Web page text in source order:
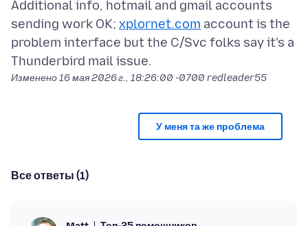
Additional info, hotmail and gmail accounts
sending work OK; xplornet.com account is the
problem interface but the C/Svc folks say it's a
Изменено16 мая 2026 г., 18:26:00 -0700 redleader55
У меня та же проблема
Все ответы (1)